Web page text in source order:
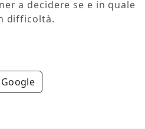
a decidere se e in quale
difficoltà.